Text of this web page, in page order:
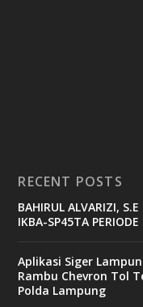
RECENT POSTS
BAHIRUL ALVARIZI,
IKBA-SP45TA
Aplikasi Siger
Rambu Chevron Tol
Polda Lampung